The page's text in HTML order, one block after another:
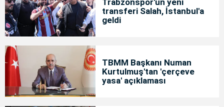
Trabzonspor'un yeni
transferi Salah, İstanbul'a
geldi
TBMM Başkanı Numan
Kurtulmuş'tan 'çerçeve
yasa' açıklaması